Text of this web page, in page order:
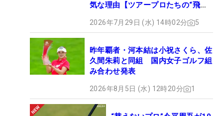
気な理由【ツアープロたちの“飛ば
2026年7月29日 (水) 14時02分 5
昨年覇者・河本結は小祝さくら、佐
久間朱莉と同組 国内女子ゴルフ組
み合わせ発表
2026年8月5日 (水) 12時20分 1